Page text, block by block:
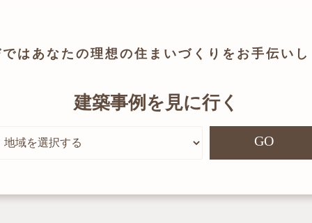
は あなたの理想の住まいづくりを お手伝い
建築事例を見に行く
GO